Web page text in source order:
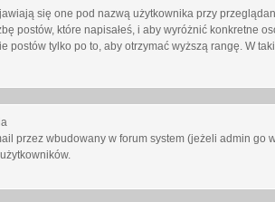
się one pod nazwą użytkownika przy
postów, które napisałeś, i aby wyróżnić konkretne
tylko po to, aby otrzymać wyższą rangę. W
przez wbudowany w forum system (jeżeli admin go